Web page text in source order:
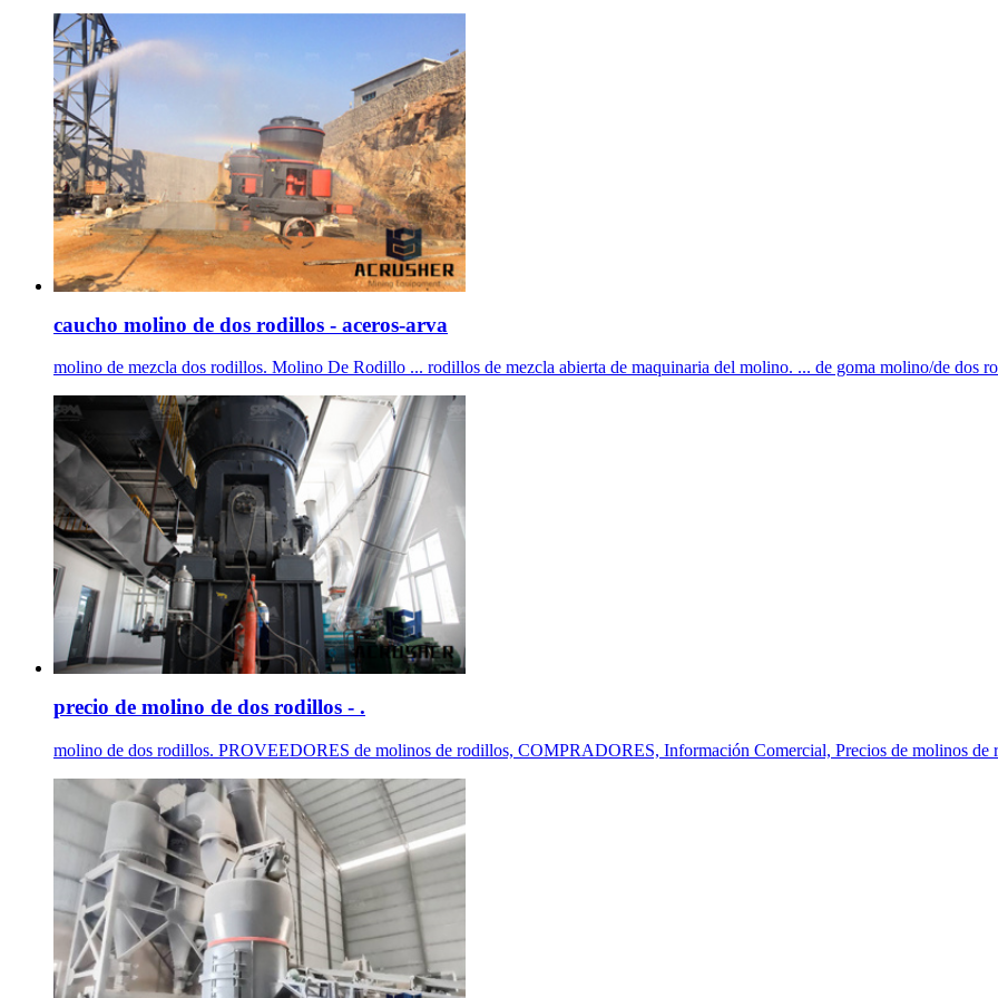
caucho molino de dos rodillos - aceros-arva
molino de mezcla dos rodillos. Molino De Rodillo ... rodillos de mezcla abierta de maquinaria del molino. ... de goma molino/de dos
precio de molino de dos rodillos - .
molino de dos rodillos. PROVEEDORES de molinos de rodillos, COMPRADORES, Información Comercial, Precios de molinos de